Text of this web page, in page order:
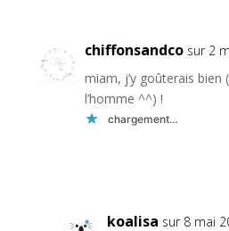
chiffonsandco sur 2
miam, j’y goûterais
l’homme ^^) !
chargement…
koalisa sur 8 mai